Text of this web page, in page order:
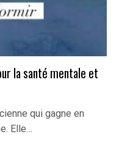
la santé mentale et
qui gagne en
Elle…